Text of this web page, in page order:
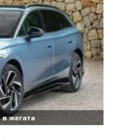
жегата